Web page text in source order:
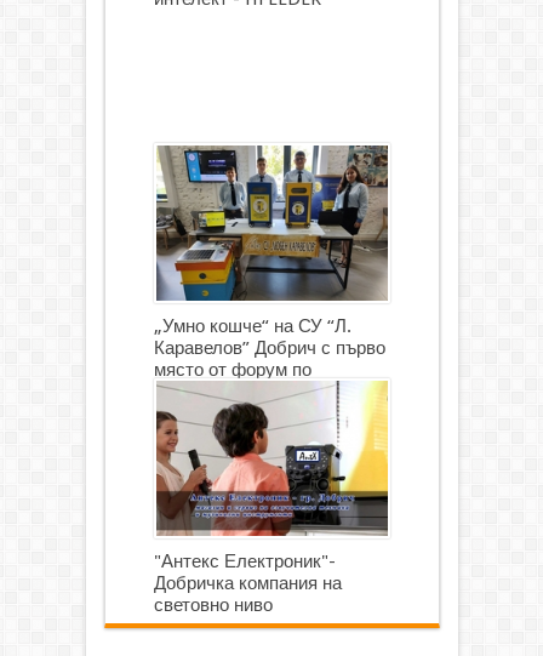
„Умно кошче“ на СУ “Л.
Каравелов” Добрич с първо
място от форум по
роботика
"Антекс Електроник"-
Добричка компания на
световно ниво